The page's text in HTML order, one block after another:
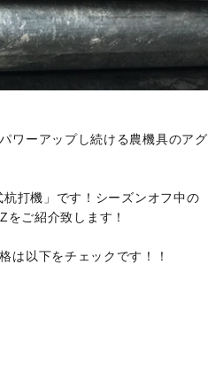
ワーアップし続ける農機具のアグ
打機」です！シーズンオフ中の
ご紹介致します！
は以下をチェックです！！